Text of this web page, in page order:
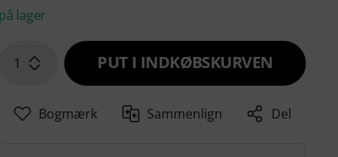
på lager
1 PUT I INDKØBSKURVEN
Bogmærk Sammenlign Del